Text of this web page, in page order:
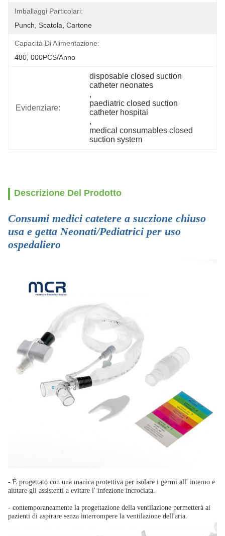
Imballaggi Particolari:
Punch, Scatola, Cartone
Capacità Di Alimentazione:
480, 000PCS/anno
Evidenziare:
disposable closed suction
catheter neonates
,
paediatric closed suction
catheter hospital
,
medical consumables closed
suction system
Descrizione Del Prodotto
Consumi medici catetere a suczione chiuso
usa e getta Neonati/Pediatrici per uso
ospedaliero
- È progettato con una manica protettiva per isolare i germi all' interno e
aiutare gli assistenti a evitare l' infezione incrociata.
- contemporaneamente la progettazione della ventilazione permetterà ai
pazienti di aspirare senza interrompere la ventilazione dell'aria.